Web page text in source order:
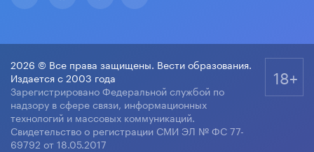
2026 © Все права защищены. Вести образования.
Издается с 2003 года
Зарегистрировано Федеральной службой по
надзору в сфере связи, информационных
технологий и массовых коммуникаций.
Свидетельство о регистрации СМИ ЭЛ № ФС 77-
69792 от 18.05.2017
18+